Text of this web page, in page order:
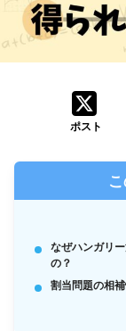
ポスト
なぜハンガリ
の？
割当問題の相